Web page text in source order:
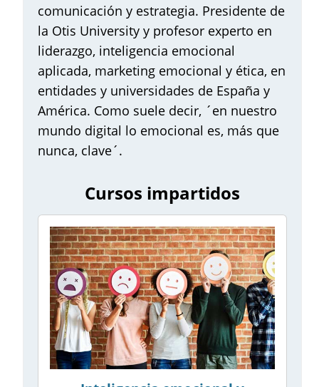
comunicación y estrategia. Presidente de
la Otis University y profesor experto en
liderazgo, inteligencia emocional
aplicada, marketing emocional y ética, en
entidades y universidades de España y
América. Como suele decir, ´en nuestro
mundo digital lo emocional es, más que
nunca, clave´.
Cursos impartidos